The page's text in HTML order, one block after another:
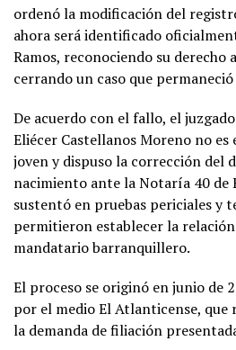
ordenó la modificación del
ahora será identificado
Ramos, reconociendo su derecho
cerrando un caso que
De acuerdo con el fallo, el
Eliécer Castellanos Moreno no
joven y dispuso la corrección del
nacimiento ante la Notaría 40 de
sustentó en pruebas periciales y
permitieron establecer la
mandatario barranquillero.
El proceso se originó en junio de
por el medio El Atlanticense, que
la demanda de filiación